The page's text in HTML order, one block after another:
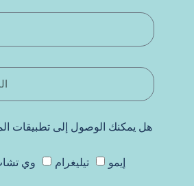
هل يمكنك الوصول إلى تطبيقات
وي تيليغرام
إيمو